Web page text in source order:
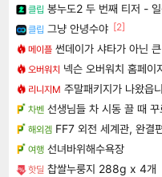
클립 봉누도2 두 번째 티저 -
클립 그냥 안녕수야 [2]
메이플 썬데이가 샤타가 아닌
오버워치 넥슨 오버워치 홈페이
리니지M 주말패키지가 나왔읍
차벤 선생님들 차 시동 끌 때 꾸
해외겜 FF7 외전 세계관, 완결
여행 선녀바위해수욕장
핫딜 찹쌀누룽지 288g x 4개